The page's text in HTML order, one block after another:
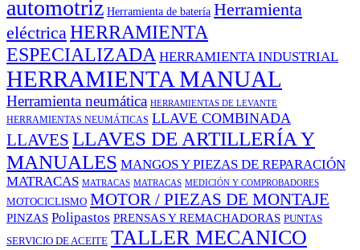
automotriz Herramienta de batería Herramienta
eléctrica HERRAMIENTA
ESPECIALIZADA HERRAMIENTA INDUSTRIAL
HERRAMIENTA MANUAL
Herramienta neumática HERRAMIENTAS DE LEVANTE
HERRAMIENTAS NEUMÁTICAS LLAVE COMBINADA
LLAVES LLAVES DE ARTILLERÍA Y
MANUALES MANGOS Y PIEZAS DE REPARACIÓN
MATRACAS MATRACAS MATRACAS MEDICIÓN Y COMPROBADORES
MOTOCICLISMO MOTOR / PIEZAS DE MONTAJE
PINZAS Polipastos PRENSAS Y REMACHADORAS PUNTAS
SERVICIO DE ACEITE TALLER MECANICO